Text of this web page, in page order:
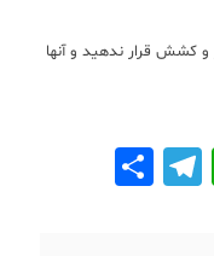
کشش قرار ندهید و آنها
WhatsApp
Telegram
Share